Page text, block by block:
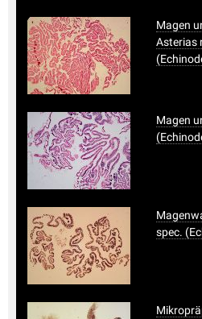
Magen
Asterias
Magen
spec.